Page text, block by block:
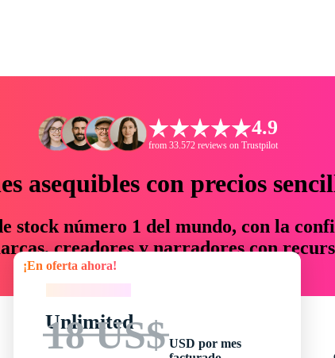
4.9
from 33.572 reviews on Trustpilot
asequibles con precios
stock número 1 del mundo, con la
creadores y narradores con
un 76 % en tiempo y presupuesto.
¡En oferta ahora!
Unlimited
18 US$ USD por mes